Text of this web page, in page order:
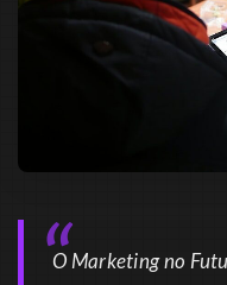
O Marketing no